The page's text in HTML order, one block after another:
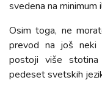
svedena na minimum
Osim toga, ne
prevod na još neki
postoji više
pedeset svetskih